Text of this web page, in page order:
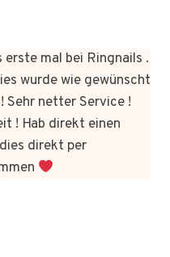
mal bei Ringnails .
wurde wie gewünscht
Sehr netter Service !
! Hab direkt einen
direkt per